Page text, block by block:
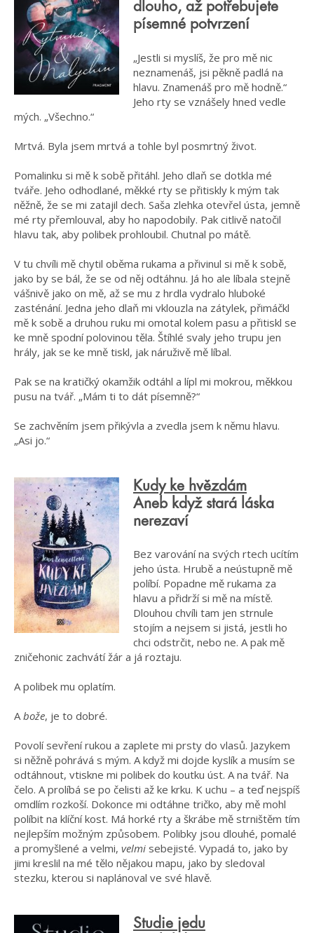
dlouho, až potřebujete
písemné potvrzení
„Jestli si myslíš, že pro mě nic
neznamenáš, jsi pěkně padlá na
hlavu. Znamenáš pro mě hodně.“
Jeho rty se vznášely hned vedle
mých. „Všechno.“
Mrtvá. Byla jsem mrtvá a tohle byl posmrtný život.
Pomalinku si mě k sobě přitáhl. Jeho dlaň se dotkla mé
tváře. Jeho odhodlané, měkké rty se přitiskly k mým tak
něžně, že se mi zatajil dech. Saša zlehka otevřel ústa, jemně
mé rty přemlouval, aby ho napodobily. Pak citlivě natočil
hlavu tak, aby polibek prohloubil. Chutnal po mátě.
V tu chvíli mě chytil oběma rukama a přivinul si mě k sobě,
jako by se bál, že se od něj odtáhnu. Já ho ale líbala stejně
vášnivě jako on mě, až se mu z hrdla vydralo hluboké
zasténání. Jedna jeho dlaň mi vklouzla na zátylek, přimáčkl
mě k sobě a druhou ruku mi omotal kolem pasu a přitiskl se
ke mně spodní polovinou těla. Štíhlé svaly jeho trupu jen
hrály, jak se ke mně tiskl, jak náruživě mě líbal.
Pak se na kratičký okamžik odtáhl a lípl mi mokrou, měkkou
pusu na tvář. „Mám ti to dát písemně?“
Se zachvěním jsem přikývla a zvedla jsem k němu hlavu.
„Asi jo.“
Kudy ke hvězdám
Aneb když stará láska
nerezaví
Bez varování na svých rtech ucítím
jeho ústa. Hrubě a neústupně mě
políbí. Popadne mě rukama za
hlavu a přidrží si mě na místě.
Dlouhou chvíli tam jen strnule
stojím a nejsem si jistá, jestli ho
chci odstrčit, nebo ne. A pak mě
zničehonic zachvátí žár a já roztaju.
A polibek mu oplatím.
Abože, je to dobré.
Povolí sevření rukou a zaplete mi prsty do vlasů. Jazykem
si něžně pohrává s mým. A když mi dojde kyslík a musím se
odtáhnout, vtiskne mi polibek do koutku úst. A na tvář. Na
čelo. A prolíbá se po čelisti až ke krku. K uchu – a teď nejspíš
omdlím rozkoší. Dokonce mi odtáhne tričko, aby mě mohl
políbit na klíční kost. Má horké rty a škrábe mě strništěm tím
nejlepším možným způsobem. Polibky jsou dlouhé, pomalé
a promyšlené a velmi, velmi sebejisté. Vypadá to, jako by
jimi kreslil na mé tělo nějakou mapu, jako by sledoval
stezku, kterou si naplánoval ve své hlavě.
Studie jedu